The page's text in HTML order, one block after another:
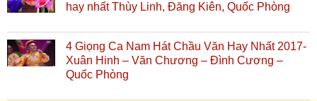
hay nhất Thùy Linh, Đăng Kiên, Quốc Phòng
4 Giọng Ca Nam Hát Chầu Văn Hay Nhất 2017-
Xuân Hinh – Văn Chương – Đình Cương –
Quốc Phòng